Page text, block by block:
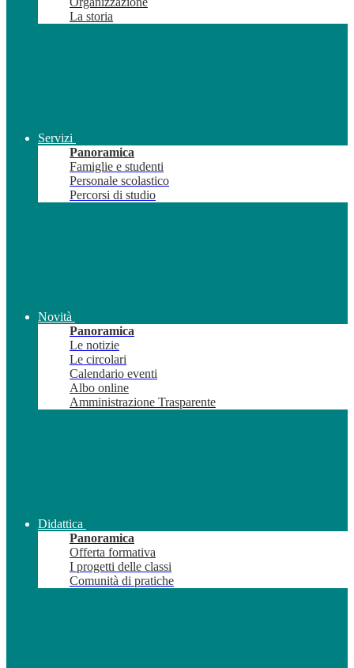
La storia
Servizi
Panoramica
Famiglie e studenti
Personale scolastico
Percorsi di studio
Novità
Panoramica
Le notizie
Le circolari
Calendario eventi
Albo online
Amministrazione Trasparente
Didattica
Panoramica
Offerta formativa
I progetti delle classi
Comunità di pratiche